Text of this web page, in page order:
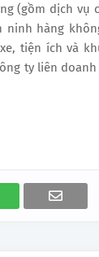
(gồm dịch vụ
ninh hàng
tiện ích và
ty liên